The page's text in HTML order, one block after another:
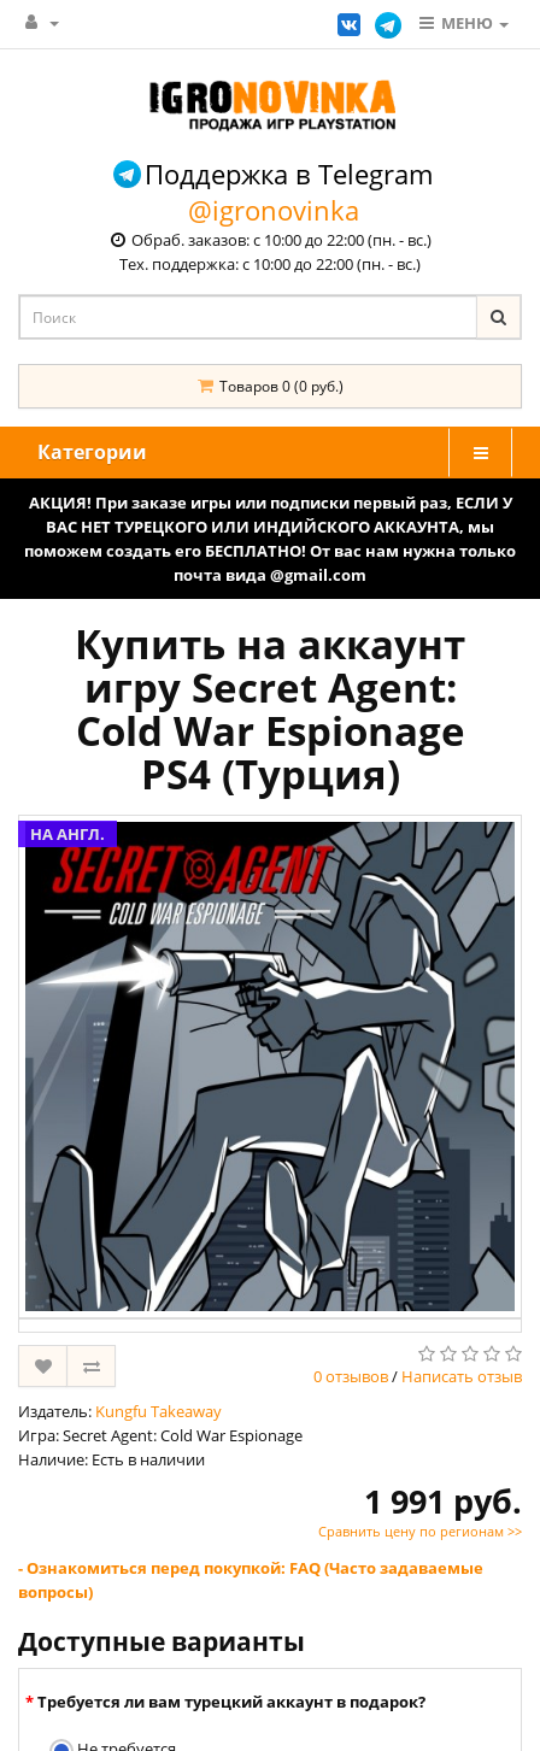
МЕНЮ
Поддержка в Telegram
@igronovinka
Обраб. заказов: с 10:00 до 22:00 (пн. - вс.)
Тех. поддержка: с 10:00 до 22:00 (пн. - вс.)
Товаров 0 (0 руб.)
Категории
АКЦИЯ! При заказе игры или подписки первый раз, ЕСЛИ У
ВАС НЕТ ТУРЕЦКОГО ИЛИ ИНДИЙСКОГО АККАУНТА, мы
поможем создать его БЕСПЛАТНО! От вас нам нужна только
почта вида @gmail.com
Купить на аккаунт
игру Secret Agent:
Cold War Espionage
PS4 (Турция)
НА АНГЛ.
0 отзывов/ Написать отзыв
Издатель: Kungfu Takeaway
Игра: Secret Agent: Cold War Espionage
Наличие: Есть в наличии
1 991 руб.
Сравнить цену по регионам >>
- Ознакомиться перед покупкой: FAQ (Часто задаваемые
вопросы)
Доступные варианты
Требуется ли вам турецкий аккаунт в подарок?